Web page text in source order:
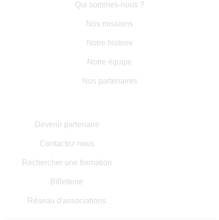
Qui sommes-nous ?
Nos missions
Notre histoire
Notre équipe
Nos partenaires
Devenir partenaire
Contactez-nous
Rechercher une formation
Billetterie
Réseau d'associations